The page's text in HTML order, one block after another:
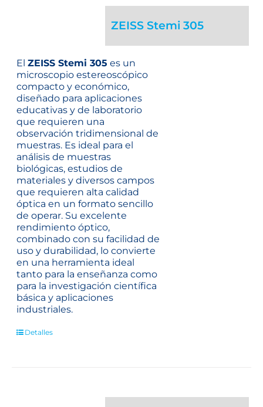
ZEISS Stemi 305
ElZEISS Stemi 305 es un
microscopio estereoscópico
compacto y económico,
diseñado para aplicaciones
educativas y de laboratorio
que requieren una
observación tridimensional de
muestras. Es ideal para el
análisis de muestras
biológicas, estudios de
materiales y diversos campos
que requieren alta calidad
óptica en un formato sencillo
de operar. Su excelente
rendimiento óptico,
combinado con su facilidad de
uso y durabilidad, lo convierte
en una herramienta ideal
tanto para la enseñanza como
para la investigación científica
básica y aplicaciones
industriales.
Detalles